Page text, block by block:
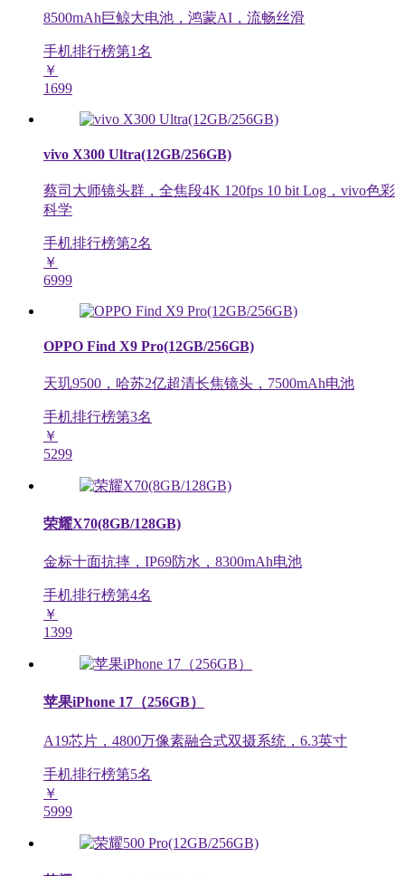
8500mAh巨鲸大电池，鸿蒙AI，流畅丝滑
手机排行榜第1名
￥
1699
vivo X300 Ultra(12GB/256GB)
蔡司大师镜头群，全焦段4K 120fps 10 bit Log，vivo色彩
科学
手机排行榜第2名
￥
6999
OPPO Find X9 Pro(12GB/256GB)
天玑9500，哈苏2亿超清长焦镜头，7500mAh电池
手机排行榜第3名
￥
5299
荣耀X70(8GB/128GB)
金标十面抗摔，IP69防水，8300mAh电池
手机排行榜第4名
￥
1399
苹果iPhone 17（256GB）
A19芯片，4800万像素融合式双摄系统，6.3英寸
手机排行榜第5名
￥
5999